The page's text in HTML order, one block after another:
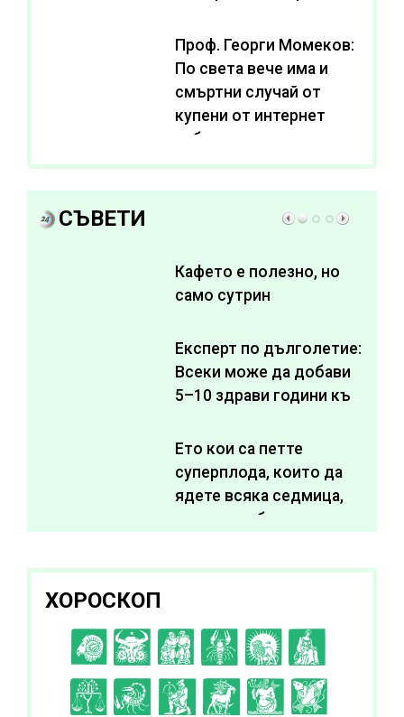
Проф. Георги Момеков:
По света вече има и
смъртни случай от
купени от интернет
субстанции за
отслабване
СЪВЕТИ
Кафето е полезно, но
само сутрин
Експерт по дълголетие:
Всеки може да добави
5–10 здрави години към
Ето кои са петте
суперплода, които да
ядете всяка седмица,
за да подобрите
ХОРОСКОП
C D EFGH
I J K L A B